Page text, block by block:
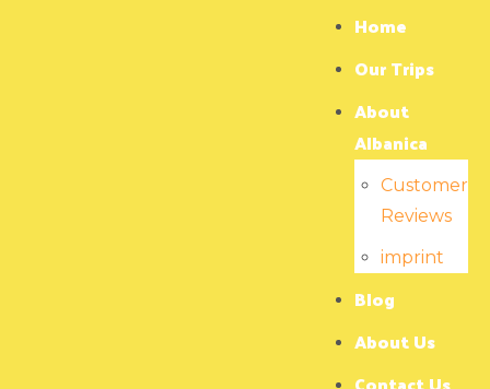
Home
Our Trips
About
Albanica
Customer
Reviews
imprint
Blog
About Us